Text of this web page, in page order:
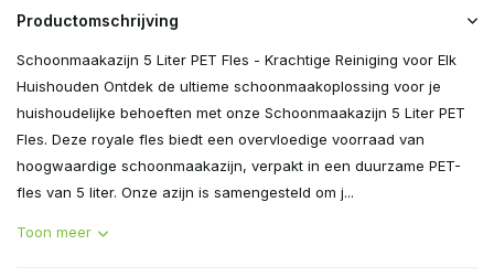
Productomschrijving
Schoonmaakazijn 5 Liter PET Fles - Krachtige Reiniging voor Elk
Huishouden Ontdek de ultieme schoonmaakoplossing voor je
huishoudelijke behoeften met onze Schoonmaakazijn 5 Liter PET
Fles. Deze royale fles biedt een overvloedige voorraad van
hoogwaardige schoonmaakazijn, verpakt in een duurzame PET-
fles van 5 liter. Onze azijn is samengesteld om j...
Toon meer